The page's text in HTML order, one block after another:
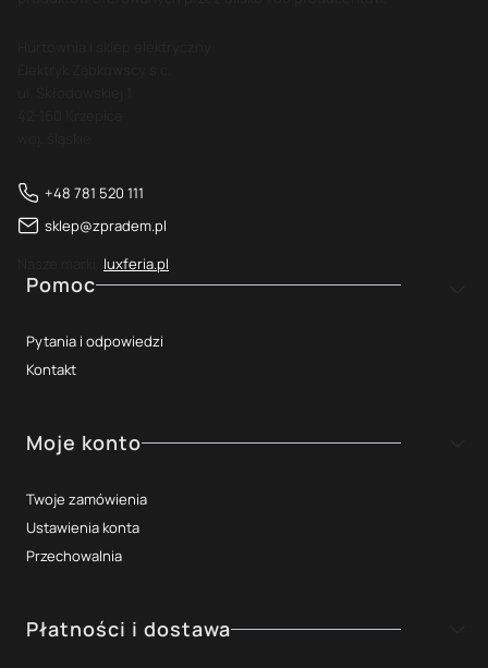
+48 781 520 111
sklep@zpradem.pl
luxferia.pl
Linki w stopce
Pomoc
Pytania i odpowiedzi
Kontakt
Moje konto
Twoje zamówienia
Ustawienia konta
Przechowalnia
Płatności i dostawa